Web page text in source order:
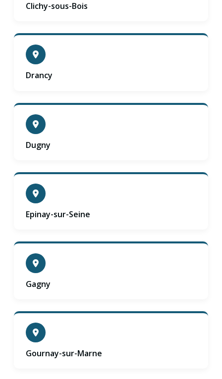
Clichy-sous-Bois
Drancy
Dugny
Epinay-sur-Seine
Gagny
Gournay-sur-Marne